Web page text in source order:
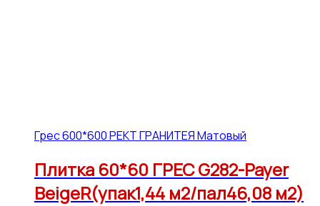
Грес 600*600 РЕКТ ГРАНИТЕЯ Матовый
Плитка 60*60 ГРЕС G282-Payer
BeigeR(упак1,44 м2/пал46,08 м2)